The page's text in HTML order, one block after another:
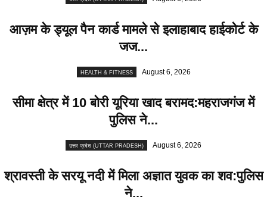
आज़म के ड्यूल पैन कार्ड मामले से इलाहाबाद हाईकोर्ट के
जज...
HEALTH & FITNESS August 6, 2026
सीमा क्षेत्र में 10 बोरी यूरिया खाद बरामद:महराजगंज में
पुलिस ने...
उत्तर प्रदेश (UTTAR PRADESH) August 6, 2026
श्रावस्ती के सरयू नदी में मिला अज्ञात युवक का शव:पुलिस
ने...